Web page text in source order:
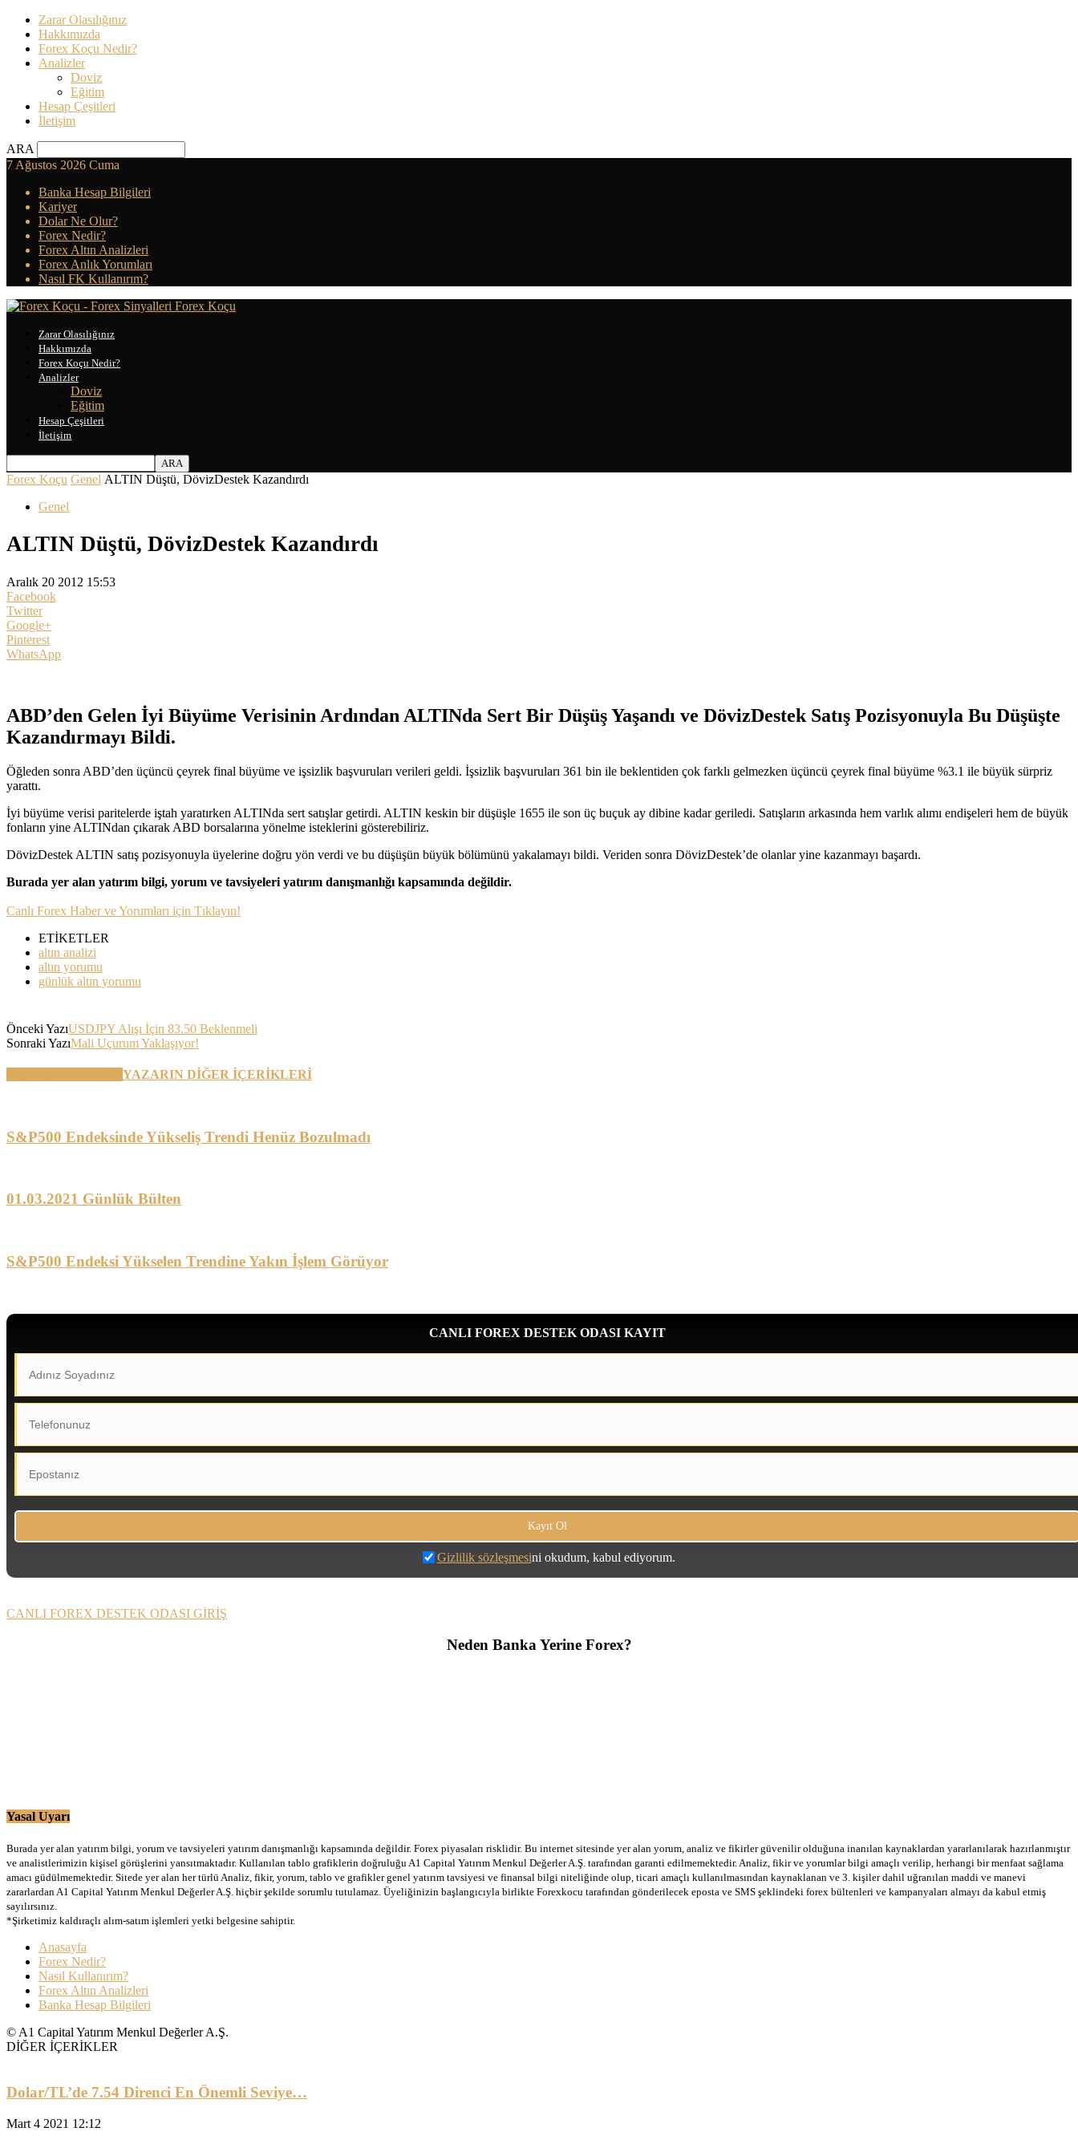
Zarar Olasılığınız
Hakkımızda
Forex Koçu Nedir?
Analizler
Doviz
Eğitim
Hesap Çeşitleri
İletişim
ARA
7 Ağustos 2026 Cuma
Banka Hesap Bilgileri
Kariyer
Dolar Ne Olur?
Forex Nedir?
Forex Altın Analizleri
Forex Anlık Yorumları
Nasıl FK Kullanırım?
Forex Koçu
Zarar Olasılığınız
Hakkımızda
Forex Koçu Nedir?
Analizler
Doviz
Eğitim
Hesap Çeşitleri
İletişim
Forex Koçu Genel ALTIN Düştü, DövizDestek Kazandırdı
Genel
ALTIN Düştü, DövizDestek Kazandırdı
Aralık 20 2012 15:53
Facebook
Twitter
Google+
Pinterest
WhatsApp
ABD’den Gelen İyi Büyüme Verisinin Ardından ALTINda Sert Bir Düşüş Yaşandı ve DövizDestek Satış Pozisyonuyla Bu Düşüşte
Kazandırmayı Bildi.
Öğleden sonra ABD’den üçüncü çeyrek final büyüme ve işsizlik başvuruları verileri geldi. İşsizlik başvuruları 361 bin ile beklentiden çok farklı gelmezken üçüncü çeyrek final büyüme %3.1 ile büyük sürpriz
yarattı.
İyi büyüme verisi paritelerde iştah yaratırken ALTINda sert satışlar getirdi. ALTIN keskin bir düşüşle 1655 ile son üç buçuk ay dibine kadar geriledi. Satışların arkasında hem varlık alımı endişeleri hem de büyük
fonların yine ALTINdan çıkarak ABD borsalarına yönelme isteklerini gösterebiliriz.
DövizDestek ALTIN satış pozisyonuyla üyelerine doğru yön verdi ve bu düşüşün büyük bölümünü yakalamayı bildi. Veriden sonra DövizDestek’de olanlar yine kazanmayı başardı.
Burada yer alan yatırım bilgi, yorum ve tavsiyeleri yatırım danışmanlığı kapsamında değildir.
Canlı Forex Haber ve Yorumları için Tıklayın!
ETİKETLER
altın analizi
altın yorumu
günlük altın yorumu
Önceki YazıUSDJPY Alışı İçin 83.50 Beklenmeli
Sonraki YazıMali Uçurum Yaklaşıyor!
YAZARIN DİĞER İÇERİKLERİ
S&P500 Endeksinde Yükseliş Trendi Henüz Bozulmadı
01.03.2021 Günlük Bülten
S&P500 Endeksi Yükselen Trendine Yakın İşlem Görüyor
CANLI FOREX DESTEK ODASI KAYIT
Gizlilik sözleşmesini okudum, kabul ediyorum.
CANLI FOREX DESTEK ODASI GİRİŞ
Neden Banka Yerine Forex?
Yasal Uyarı
Burada yer alan yatırım bilgi, yorum ve tavsiyeleri yatırım danışmanlığı kapsamında değildir. Forex piyasaları risklidir. Bu internet sitesinde yer alan yorum, analiz ve fikirler güvenilir olduğuna inanılan kaynaklardan yararlanılarak hazırlanmıştır
ve analistlerimizin kişisel görüşlerini yansıtmaktadır. Kullanılan tablo grafiklerin doğruluğu A1 Capital Yatırım Menkul Değerler A.Ş. tarafından garanti edilmemektedir. Analiz, fikir ve yorumlar bilgi amaçlı verilip, herhangi bir menfaat sağlama
amacı güdülmemektedir. Sitede yer alan her türlü Analiz, fikir, yorum, tablo ve grafikler genel yatırım tavsiyesi ve finansal bilgi niteliğinde olup, ticari amaçlı kullanılmasından kaynaklanan ve 3. kişiler dahil uğranılan maddi ve manevi
zararlardan A1 Capital Yatırım Menkul Değerler A.Ş. hiçbir şekilde sorumlu tutulamaz. Üyeliğinizin başlangıcıyla birlikte Forexkocu tarafından gönderilecek eposta ve SMS şeklindeki forex bültenleri ve kampanyaları almayı da kabul etmiş
sayılırsınız.
*Şirketimiz kaldıraçlı alım-satım işlemleri yetki belgesine sahiptir.
Anasayfa
Forex Nedir?
Nasıl Kullanırım?
Forex Altın Analizleri
Banka Hesap Bilgileri
© A1 Capital Yatırım Menkul Değerler A.Ş.
DİĞER İÇERİKLER
Dolar/TL’de 7.54 Direnci En Önemli Seviye…
Mart 4 2021 12:12